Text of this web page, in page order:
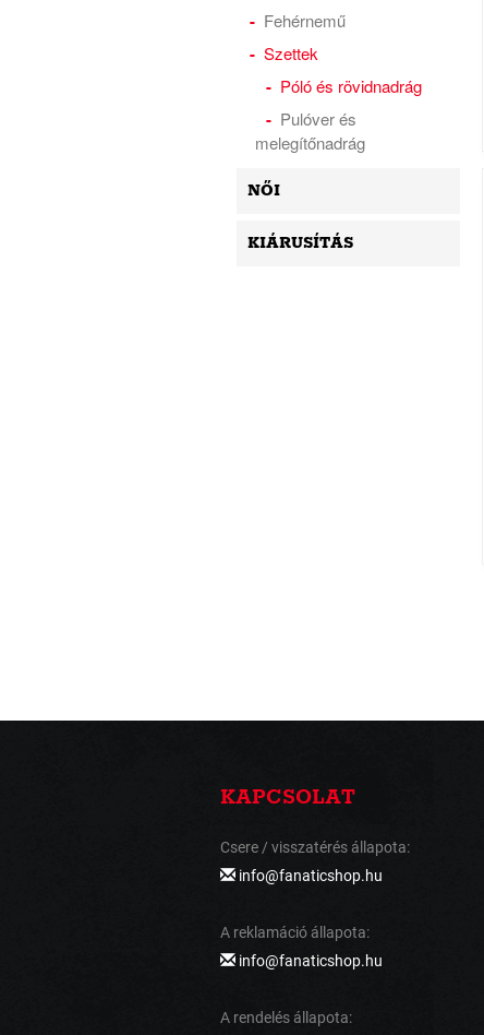
Fehérnemű
Szettek
Póló és rövidnadrág
Pulóver és
melegítőnadrág
NŐI
KIÁRUSÍTÁS
KAPCSOLAT
Csere / visszatérés állapota:
info@fanaticshop.hu
A reklamáció állapota:
info@fanaticshop.hu
A rendelés állapota: